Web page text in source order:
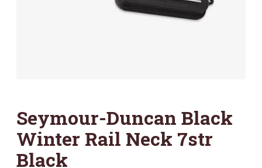
Seymour-Duncan Black
Winter Rail Neck 7str
Black